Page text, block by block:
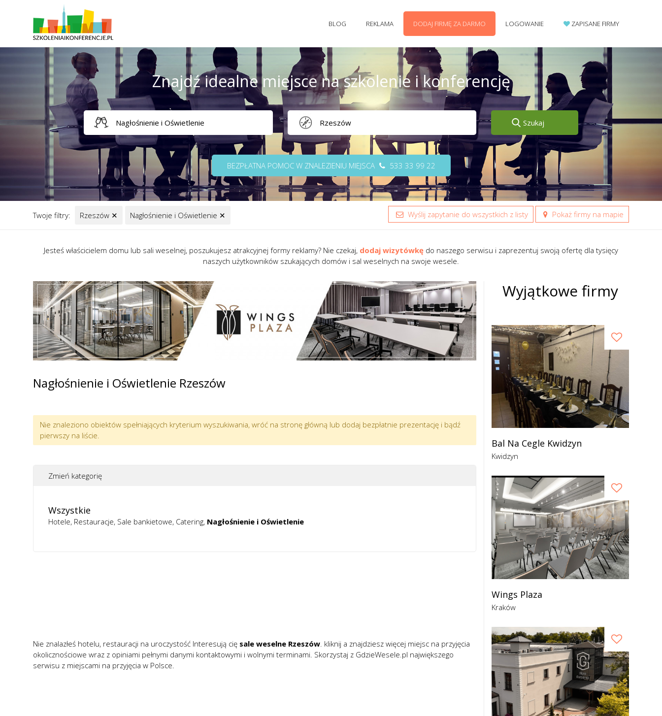
BLOG REKLAMA DODAJ FIRMĘ ZA DARMO LOGOWANIE ZAPISANE FIRMY
Znajdź idealne miejsce na szkolenie i konferencję
Szukaj
BEZPŁATNA POMOC W ZNALEZIENIU MIEJSCA 533 33 99 22
Twoje filtry: Rzeszów ✕ Nagłośnienie i Oświetlenie ✕ Wyślij zapytanie do wszystkich z listy Pokaż firmy na mapie
Jesteś właścicielem domu lub sali weselnej, poszukujesz atrakcyjnej formy reklamy? Nie czekaj, dodaj wizytówkę do naszego serwisu i zaprezentuj swoją ofertę dla tysięcy
naszych użytkowników szukających domów i sal weselnych na swoje wesele.
Nagłośnienie i Oświetlenie Rzeszów
Nie znaleziono obiektów spełniających kryterium wyszukiwania, wróć na stronę główną lub dodaj bezpłatnie prezentację i bądź
pierwszy na liście.
Zmień kategorię
Wszystkie
Hotele Restauracje Sale bankietowe Catering Nagłośnienie i Oświetlenie
Nie znalazłeś hotelu, restauracji na uroczystość Interesują cię sale weselne Rzeszów . kliknij a znajdziesz więcej miejsc na przyjęcia
okolicznościowe wraz z opiniami pełnymi danymi kontaktowymi i wolnymi terminami. Skorzystaj z GdzieWesele.pl największego
serwisu z miejscami na przyjęcia w Polsce.
Wyjątkowe firmy
Bal Na Cegle Kwidzyn
Kwidzyn
Wings Plaza
Kraków